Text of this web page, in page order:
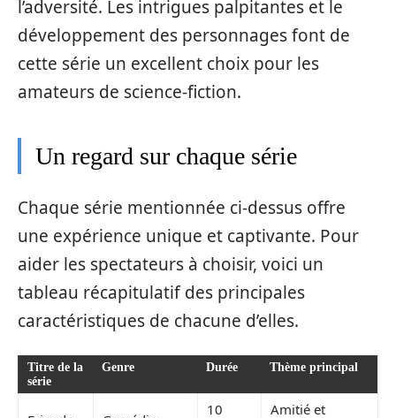
l’adversité. Les intrigues palpitantes et le
développement des personnages font de
cette série un excellent choix pour les
amateurs de science-fiction.
Un regard sur chaque série
Chaque série mentionnée ci-dessus offre
une expérience unique et captivante. Pour
aider les spectateurs à choisir, voici un
tableau récapitulatif des principales
caractéristiques de chacune d’elles.
Titre de la
série
Genre Durée Thème principal
10
Amitié et